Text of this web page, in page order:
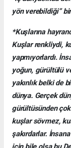
yön verebildiği”
*Kuşlarına
Kuşlar renkliydi,
yapmıyorlardı.
yoğun, gürültülü
yakınlık belki de
dünya. Gerçek
gürültüsünden
kuşlar sövmez,
şakırdarlar.